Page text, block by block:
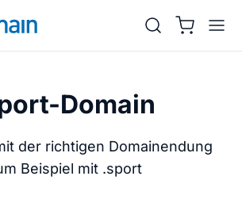
Domain
der richtigen Domainendung
Beispiel mit .sport